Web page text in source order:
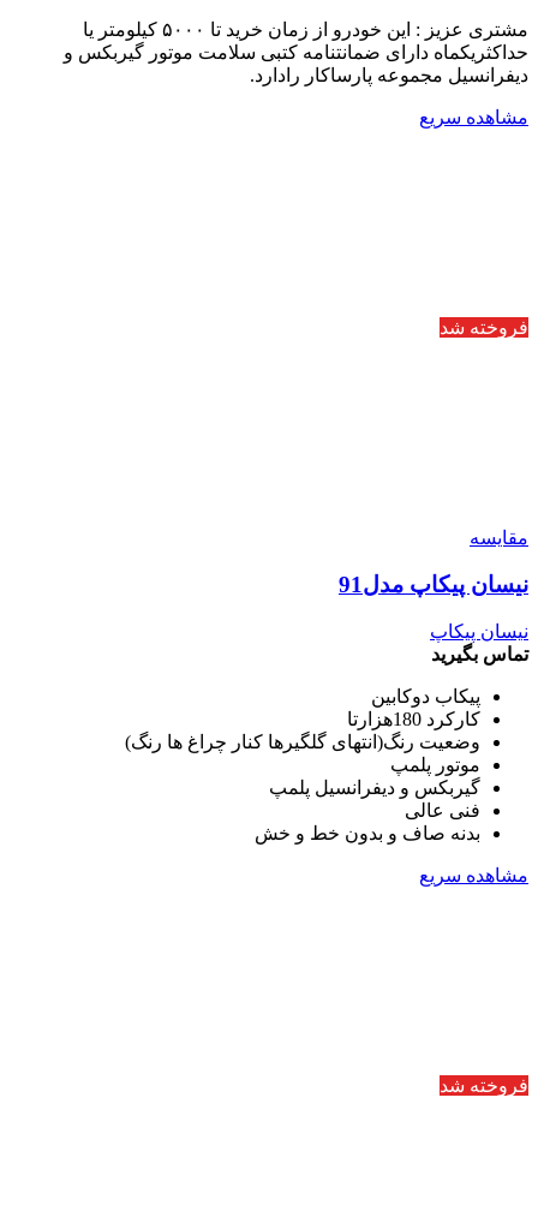
مشتری عزیز : این خودرو از زمان خرید تا ۵۰۰۰ کیلومتر یا
حداکثریکماه دارای ضمانتنامه کتبی سلامت موتور گیربکس و
دیفرانسیل مجموعه پارساکار رادارد.
مشاهده سریع
فروخته شد
مقایسه
نیسان پیکاپ مدل91
نیسان پیکاپ
تماس بگیرید
پیکاب دوکابین
کارکرد 180هزارتا
وضعیت رنگ(انتهای گلگیرها کنار چراغ ها رنگ)
موتور پلمپ
گیربکس و دیفرانسیل پلمپ
فنی عالی
بدنه صاف و بدون خط و خش
مشاهده سریع
فروخته شد